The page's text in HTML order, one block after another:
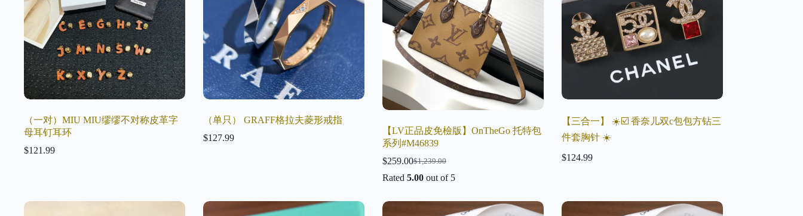
（一对）MIU MIU缪缪不对称皮革字
母耳钉耳环
$121.99
（单只） GRAFF格拉夫菱形戒指
$127.99
【LV正品皮免檢版】OnTheGo 托特包
系列#M46839
$1,239.00
Original
price
$259.00Current
price
Rated 5.00out of 5
【三合一】 ☀️☑️ 香奈儿双c包包方钻三
件套胸针 ☀️
$124.99